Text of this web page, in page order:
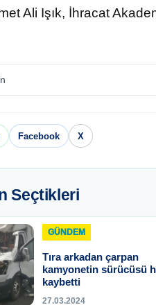
Ali Işık, İhracat
Facebook X
Seçtikleri
GÜNDEM
Tıra arkadan çarpan
kamyonetin sürücüsü
kaybetti
27.03.2024